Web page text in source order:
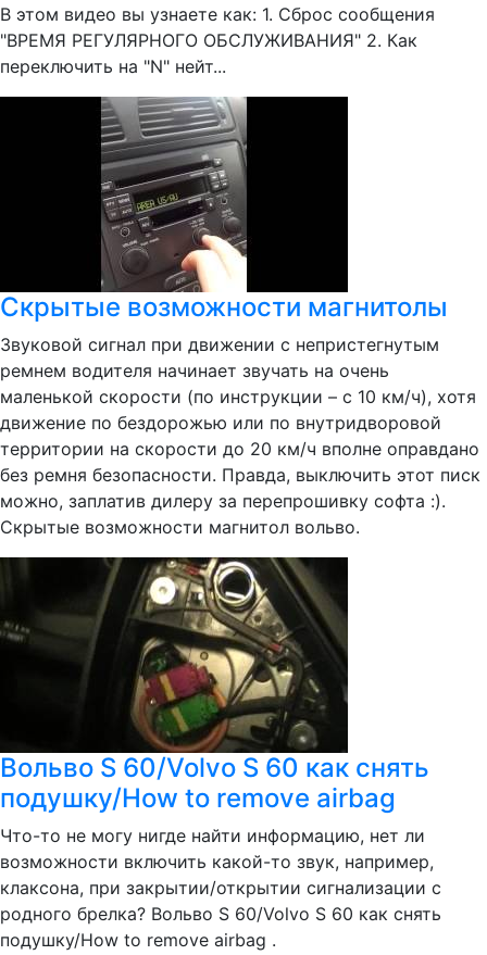
В этом видео вы узнаете как: 1. Сброс сообщения
"ВРЕМЯ РЕГУЛЯРНОГО ОБСЛУЖИВАНИЯ" 2. Как
переключить на "N" нейт...
Скрытые возможности магнитолы
Звуковой сигнал при движении с непристегнутым
ремнем водителя начинает звучать на очень
маленькой скорости (по инструкции – с 10 км/ч), хотя
движение по бездорожью или по внутридворовой
территории на скорости до 20 км/ч вполне оправдано
без ремня безопасности. Правда, выключить этот писк
можно, заплатив дилеру за перепрошивку софта :).
Скрытые возможности магнитол вольво.
Вольво S 60/Volvo S 60 как снять
подушку/How to remove airbag
Что-то не могу нигде найти информацию, нет ли
возможности включить какой-то звук, например,
клаксона, при закрытии/открытии сигнализации с
родного брелка? Вольво S 60/Volvo S 60 как снять
подушку/How to remove airbag .